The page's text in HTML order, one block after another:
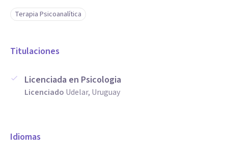
Terapia Psicoanalítica
Titulaciones
Licenciada en Psicologia
Licenciado Udelar, Uruguay
Idiomas